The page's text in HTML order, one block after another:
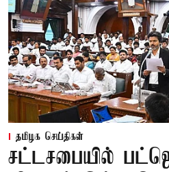
தமிழக செய்திகள்
சட்டசபையில்